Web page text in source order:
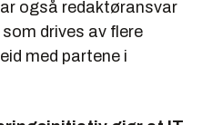
også redaktøransvar
som drives av flere
med partene i